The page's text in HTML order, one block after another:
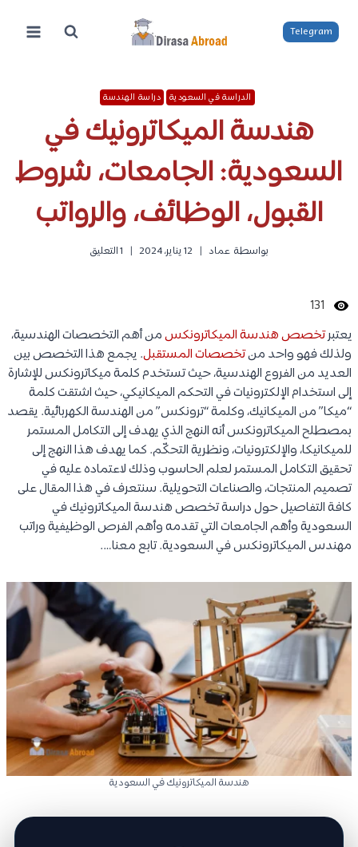
المحتوى
Telegram
الدراسة في السعودية دراسة الهندسة
هندسة الميكاترونيك في
السعودية: الجامعات، شروط
القبول، الوظائف، والرواتب
بواسطة عماد 12 يناير، 2024 1 التعليق
131
يعتبرتخصص هندسة الميكاترونكسمن أهم التخصصات الهندسية،
ولذلك فهو واحد منتخصصات المستقبل. يجمع هذا التخصص بين
العديد من الفروع الهندسية، حيث تستخدم كلمة ميكاترونكس للإشارة
إلى استخدام الإلكترونيات في التحكم الميكانيكي، حيث اشتقت كلمة
“ميكا” من الميكانيك، وكلمة “ترونكس” من الهندسة الكهربائية. يقصد
بمصطلح الميكاترونكس أنه النهج الذي يهدف إلى التكامل المستمر
للميكانيكا، والإلكترونيات، ونظرية التحكّم. كما يهدف هذا النهج إلى
تحقيق التكامل المستمر لعلم الحاسوب وذلك لاعتماده عليه في
تصميم المنتجات، والصناعات التحويلية. سنتعرف في هذا المقال على
كافة التفاصيل حول دراسة تخصص هندسة الميكاترونيك في
السعودية وأهم الجامعات التي تقدمه وأهم الفرص الوظيفية وراتب
مهندس الميكاترونكس في السعودية. تابع معنا….
هندسة الميكاترونيك في السعودية